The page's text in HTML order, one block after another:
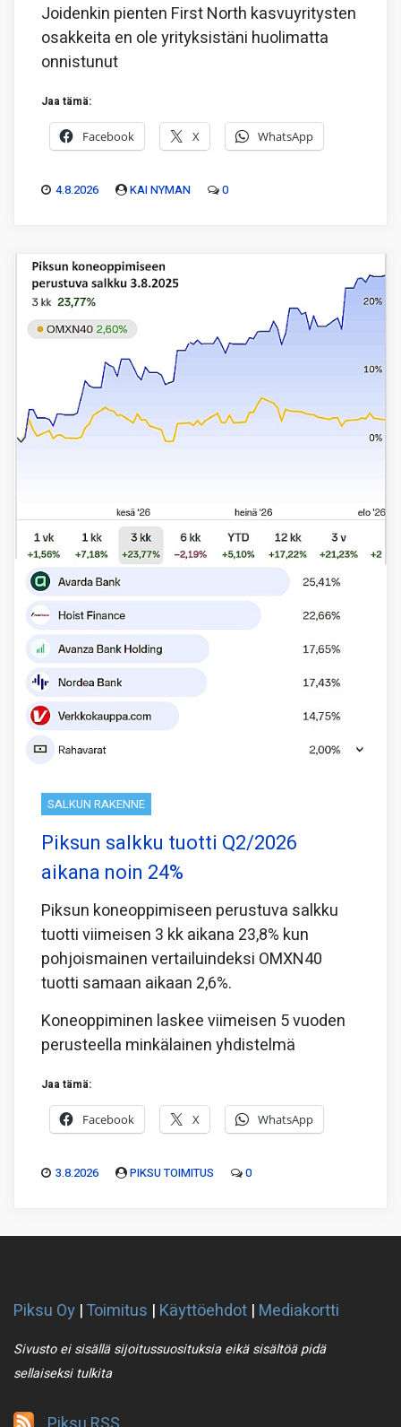
Joidenkin pienten First North kasvuyritysten
osakkeita en ole yrityksistäni huolimatta
onnistunut
Jaa tämä:
Facebook X WhatsApp
4.8.2026 KAI NYMAN 0
SALKUN RAKENNE
Piksun salkku tuotti Q2/2026
aikana noin 24%
Piksun koneoppimiseen perustuva salkku
tuotti viimeisen 3 kk aikana 23,8% kun
pohjoismainen vertailuindeksi OMXN40
tuotti samaan aikaan 2,6%.
Koneoppiminen laskee viimeisen 5 vuoden
perusteella minkälainen yhdistelmä
Jaa tämä:
Facebook X WhatsApp
3.8.2026 PIKSU TOIMITUS 0
Piksu Oy |Toimitus | Käyttöehdot | Mediakortti
Sivusto ei sisällä sijoitussuosituksia eikä sisältöä pidä
sellaiseksi tulkita